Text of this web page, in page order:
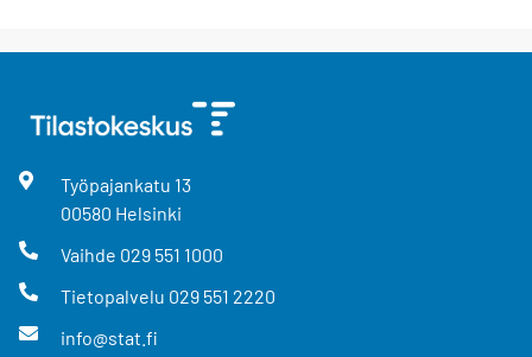
Työpajankatu 13
00580 Helsinki
Vaihde 029 551 1000
Tietopalvelu 029 551 2220
info@stat.fi